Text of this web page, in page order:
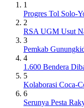
1
Progres Tol Solo-
2
RSA UGM Usut
3
Pemkab
4
1.600 Bendera
5
Kolaborasi Coca-
6
Serunya Pesta